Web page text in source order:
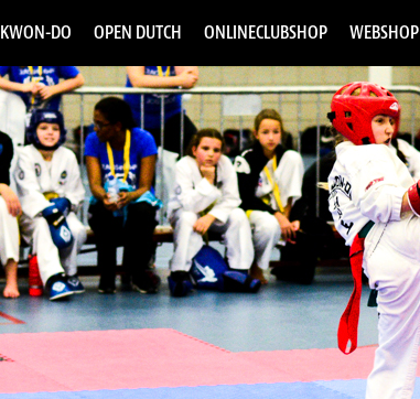
DO OPEN DUTCH ONLINECLUBSHOP WEBSHOP